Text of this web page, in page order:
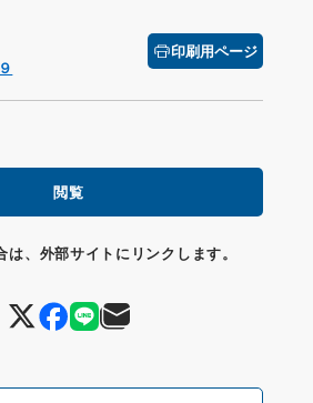
印刷用ページ
閲覧
は、外部サイトにリンクします。